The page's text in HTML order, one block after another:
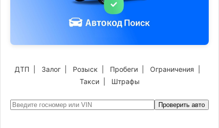
ДТП Залог Розыск Пробеги Ограничения
Такси| Штрафы
Проверить авто